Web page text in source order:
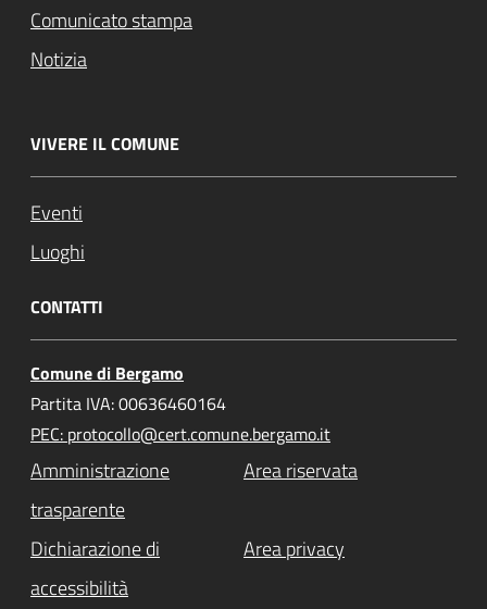
Comunicato stampa
Notizia
VIVERE IL COMUNE
Eventi
Luoghi
CONTATTI
Comune di Bergamo
Partita IVA: 00636460164
PEC: protocollo@cert.comune.bergamo.it
Amministrazione
trasparente
Area riservata
Dichiarazione di
accessibilità
Area privacy